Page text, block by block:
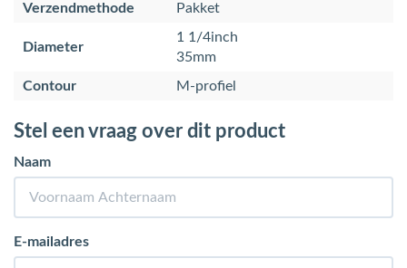
Verzendmethode
Pakket
Diameter
1 1/4inch
35mm
Contour
M-profiel
Stel een vraag over dit product
Naam
E-mailadres